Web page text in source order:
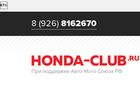

8 (926) 8162670